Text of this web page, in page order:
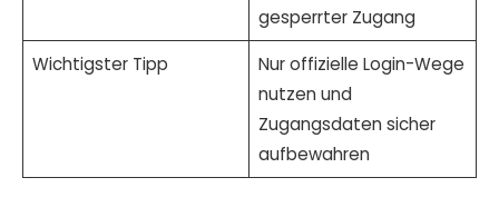
gesperrter Zugang
Wichtigster Tipp
Nur offizielle Login-Wege
nutzen und
Zugangsdaten sicher
aufbewahren